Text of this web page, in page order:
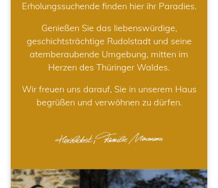
Erholungssuchende finden hier ihr Paradies.
Genießen Sie das liebenswürdige,
geschichtsträchtige Rudolstadt und seine
atemberaubende Umgebung, mitten im
Herzen des Thüringer Waldes.
Wir freuen uns darauf, Sie in unserem Haus
begrüßen und verwöhnen zu dürfen.